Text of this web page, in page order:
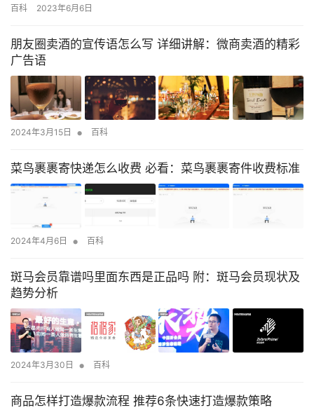
篇文章阅读完相信你会有一定的收获哦！ 一、形象 橱窗展示、店内
示，每次包含一个主题。店内的陈列展示也需要与橱窗展示主题一
致…
百科 2023年6月6日
朋友圈卖酒的宣传语怎么写 详细讲解：微商卖酒的精彩
广告语
2024年3月15日 • 百科
菜鸟裹裹寄快递怎么收费 必看：菜鸟裹裹寄件收费标准
2024年4月6日 • 百科
斑马会员靠谱吗里面东西是正品吗 附：斑马会员现状及
趋势分析
2024年3月30日 • 百科
商品怎样打造爆款流程 推荐6条快速打造爆款策略